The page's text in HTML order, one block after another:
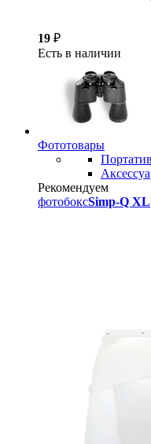
19 ₽
Есть в наличии
Фототовары
Рекомендуем
фотобоксSimp-Q XL